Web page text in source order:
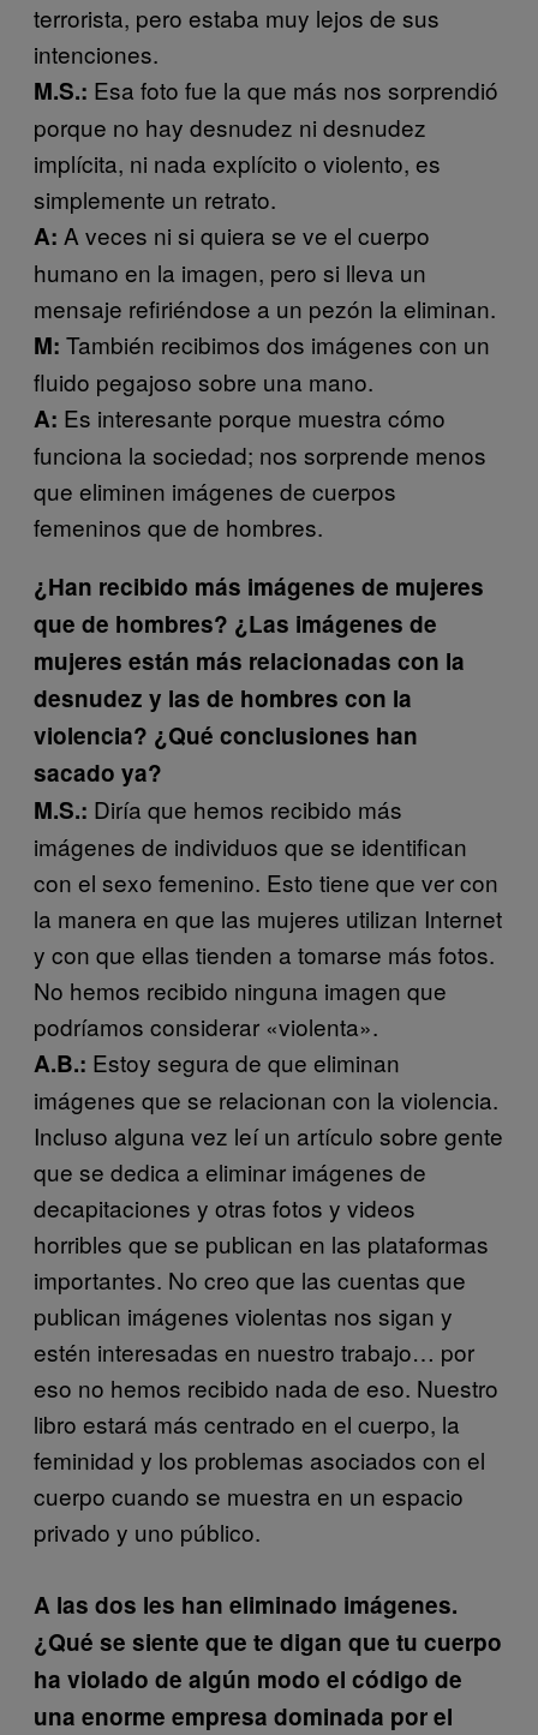
terrorista, pero estaba muy lejos de sus
intenciones.
M.S.: Esa foto fue la que más nos sorprendió
porque no hay desnudez ni desnudez
implícita, ni nada explícito o violento, es
simplemente un retrato.
A: A veces ni si quiera se ve el cuerpo
humano en la imagen, pero si lleva un
mensaje refiriéndose a un pezón la eliminan.
M: También recibimos dos imágenes con un
fluido pegajoso sobre una mano.
A: Es interesante porque muestra cómo
funciona la sociedad; nos sorprende menos
que eliminen imágenes de cuerpos
femeninos que de hombres.
¿Han recibido más imágenes de mujeres
que de hombres? ¿Las imágenes de
mujeres están más relacionadas con la
desnudez y las de hombres con la
violencia? ¿Qué conclusiones han
sacado ya?
M.S.: Diría que hemos recibido más
imágenes de individuos que se identifican
con el sexo femenino. Esto tiene que ver con
la manera en que las mujeres utilizan Internet
y con que ellas tienden a tomarse más fotos.
No hemos recibido ninguna imagen que
podríamos considerar «violenta».
A.B.: Estoy segura de que eliminan
imágenes que se relacionan con la violencia.
Incluso alguna vez leí un artículo sobre gente
que se dedica a eliminar imágenes de
decapitaciones y otras fotos y videos
horribles que se publican en las plataformas
importantes. No creo que las cuentas que
publican imágenes violentas nos sigan y
estén interesadas en nuestro trabajo… por
eso no hemos recibido nada de eso. Nuestro
libro estará más centrado en el cuerpo, la
feminidad y los problemas asociados con el
cuerpo cuando se muestra en un espacio
privado y uno público.
A las dos les han eliminado imágenes.
¿Qué se siente que te digan que tu cuerpo
ha violado de algún modo el código de
una enorme empresa dominada por el